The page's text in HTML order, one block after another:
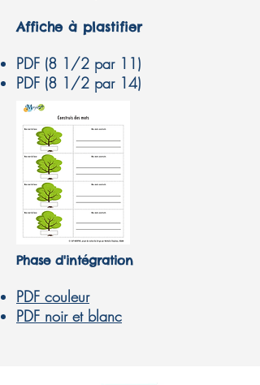
Affiche à plastifier
PDF (8 1/2 par 11)
PDF (8 1/2 par 14)
Phase d'intégration
PDF couleur
PDF noir et blanc